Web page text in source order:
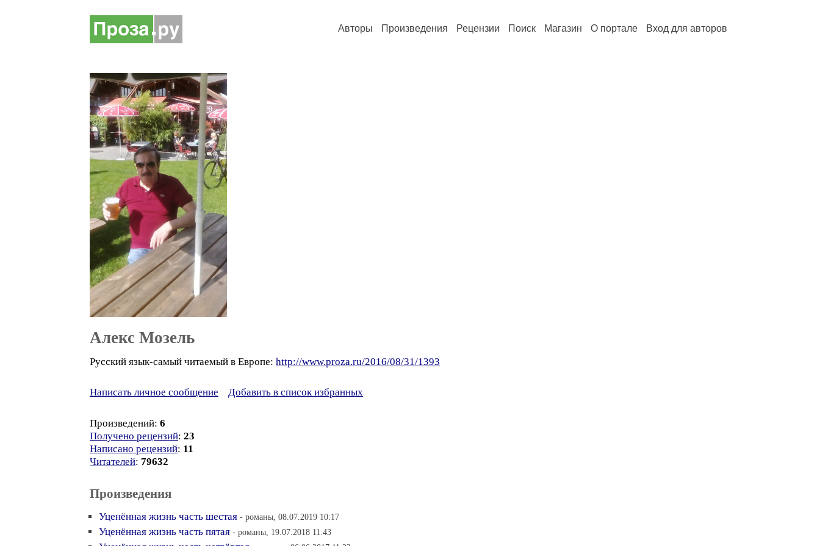
Авторы Произведения Рецензии Поиск Магазин О портале Вход для авторов
Алекс Мозель
Русский язык-самый читаемый в Европе: http://www.proza.ru/2016/08/31/1393
Написать личное сообщение Добавить в список избранных
Произведений: 6
Получено рецензий: 23
Написано рецензий: 11
Читателей: 79632
Произведения
Уценённая жизнь часть шестая - романы, 08.07.2019 10:17
Уценённая жизнь часть пятая - романы, 19.07.2018 11:43